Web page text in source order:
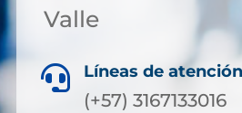
Valle
 Líneas de
(+57) 3167133016